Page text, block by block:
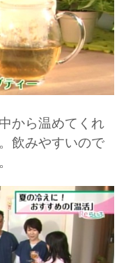
から温めてくれ
飲みやすいので